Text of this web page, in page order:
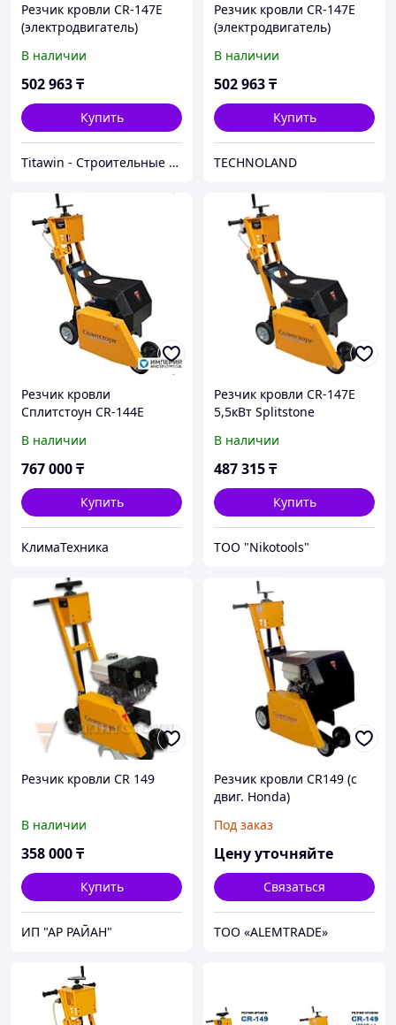
Резчик кровли CR-147E
(электродвигатель)
В наличии
502 963₸
Купить
Titawin - Строительные материалы и оборудование
Резчик кровли CR-147E
(электродвигатель)
В наличии
502 963₸
Купить
TECHNOLAND
Резчик кровли
Сплитстоун CR-144E
В наличии
767 000₸
Купить
КлимаТехника
Резчик кровли CR-147E
5,5кВт Splitstone
В наличии
487 315₸
Купить
ТОО "Nikotools"
Резчик кровли CR 149
В наличии
358 000₸
Купить
ИП "АР РАЙАН"
Резчик кровли CR149 (с
двиг. Honda)
Под заказ
Цену уточняйте
Связаться
ТОО «ALEMTRADE»